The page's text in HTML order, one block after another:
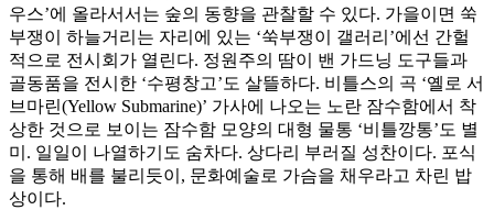
우스’에 올라서서는 숲의 동향을 관찰할 수 있다. 가을이면 쑥
부쟁이 하늘거리는 자리에 있는 ‘쑥부쟁이 갤러리’에선 간헐
적으로 전시회가 열린다. 정원주의 땀이 밴 가드닝 도구들과
골동품을 전시한 ‘수평창고’도 살뜰하다. 비틀스의 곡 ‘옐로 서
브마린(Yellow Submarine)’ 가사에 나오는 노란 잠수함에서 착
상한 것으로 보이는 잠수함 모양의 대형 물통 ‘비틀깡통’도 별
미. 일일이 나열하기도 숨차다. 상다리 부러질 성찬이다. 포식
을 통해 배를 불리듯이, 문화예술로 가슴을 채우라고 차린 밥
상이다.